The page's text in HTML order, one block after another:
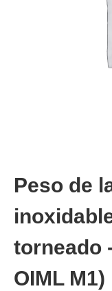
Peso de
torneado
OIML M1)